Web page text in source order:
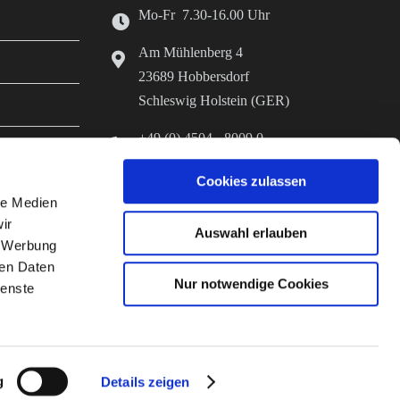
Medien
Daten
Details zeigen
Cookies zulassen
Auswahl erlauben
Nur notwendige Cookies
Mo-Fr 7.30-16.00 Uhr
Am Mühlenberg 4
23689 Hobbersdorf
Schleswig Holstein (GER)
+49 (0) 4504 - 8009 0
+49 (0) 4504 - 8009 70
info@diefutterkammer.de
www.stroeh-hobbersdorf.de